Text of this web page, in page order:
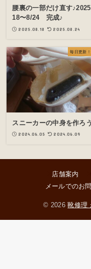
腰裏の一部だけ直す
18〜8/24 完成♪
2025.08.18 2025.08.24
毎日更新！
スニーカーの中身を作ろ
2024.06.05 2024.06.09
店舗案内
メールでのお
© 2026靴修理